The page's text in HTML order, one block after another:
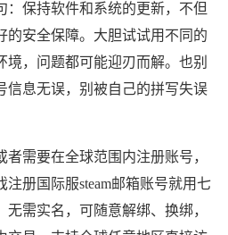
：保持软件和系统的更新，不但
的安全保障。大胆试试用不同的
境，问题都可能迎刃而解。也别
信息无误，别被自己的拼写失误
需要在全球范围内注册账号，
册国际服steam邮箱账号就用七
需实名，可随意解绑、换绑，